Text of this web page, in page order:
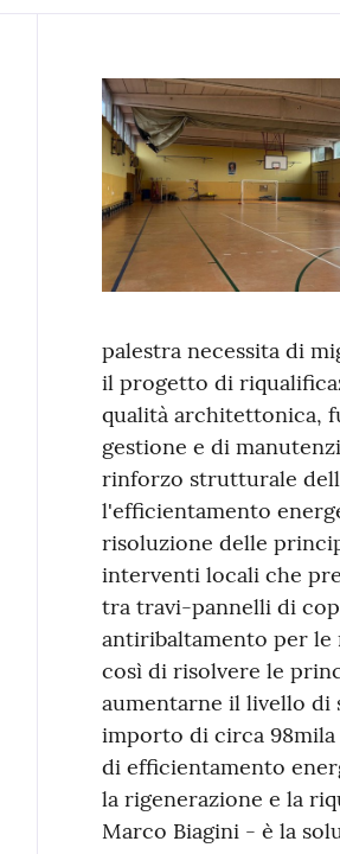
Contenuto
palestra necessita di
il progetto di
qualità architettonica,
gestione e di
rinforzo strutturale
l'efficientamento
risoluzione delle
interventi locali che
tra travi-pannelli di
antiribaltamento per
così di risolvere le
aumentarne il livello di
importo di circa 98mila
di efficientamento
la rigenerazione e la
Marco Biagini - è la